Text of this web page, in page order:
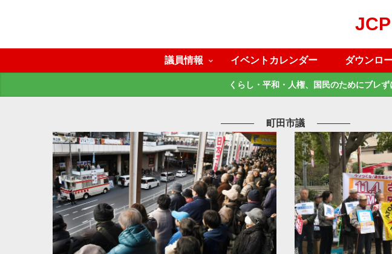
議員情報 イベントカレンダー ダウンロ
くらし・平和・人権、国民のためにブレ
町田市議